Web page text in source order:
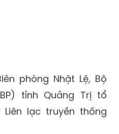
phòng Nhật Lệ, Bộ
tỉnh Quảng Trị tổ
lạc truyền thống